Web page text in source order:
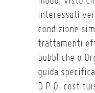
interessati
condizione
trattamenti
pubbliche o
guida
D.P.O.